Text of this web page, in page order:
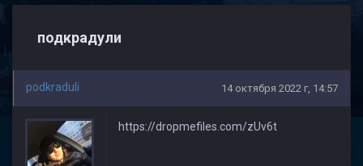
подкрадули
podkraduli 14 октября 2022 г, 14:57
https://dropmefiles.com/zUv6t